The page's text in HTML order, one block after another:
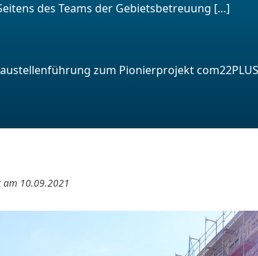
des Teams der Gebietsbetreuung […]
zum Pionierprojekt com22PLUS
10.09.2021